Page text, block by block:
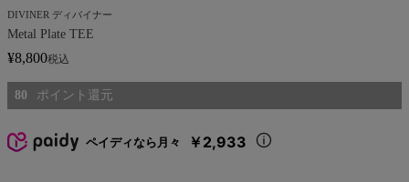
DIVINER ディバイナー
Metal Plate TEE
¥8,800税込
80
ペイディなら月々 ￥2,933